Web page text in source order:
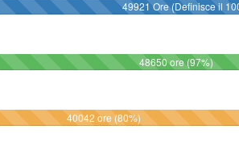
49921 Ore (Definisce il
48650 ore (97%)
40042 ore (80%)